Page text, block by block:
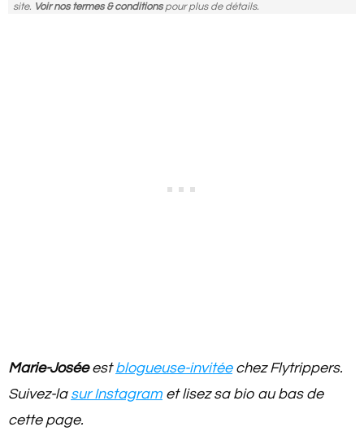
site. Voir nos termes & conditionspour plus de détails.
Marie-Joséeestblogueuse-invitéechez Flytrippers.
Suivez-la sur Instagram et lisez sa bio au bas de
cette page.